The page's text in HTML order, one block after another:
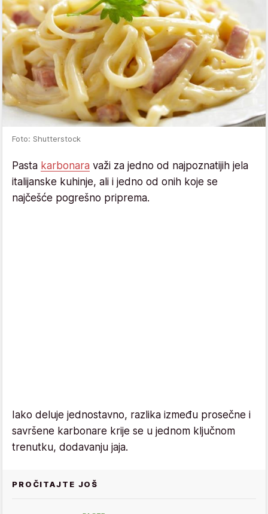
Foto: Shutterstock
Pasta karbonara važi za jedno od najpoznatijih jela
italijanske kuhinje, ali i jedno od onih koje se
najčešće pogrešno priprema.
Iako deluje jednostavno, razlika između prosečne i
savršene karbonare krije se u jednom ključnom
trenutku, dodavanju jaja.
PROČITAJTE JOŠ